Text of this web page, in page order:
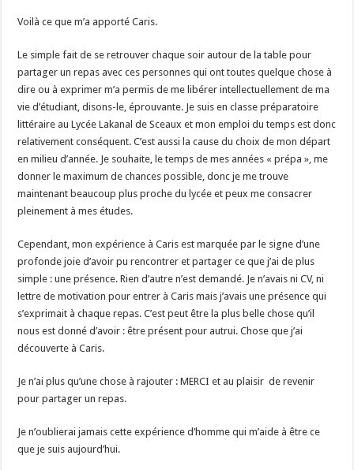
Voilà ce que m’a apporté Caris.
Le simple fait de se retrouver chaque soir autour de la table pour
partager un repas avec ces personnes qui ont toutes quelque chose à
dire ou à exprimer m’a permis de me libérer intellectuellement de ma
vie d’étudiant, disons-le, éprouvante. Je suis en classe préparatoire
littéraire au Lycée Lakanal de Sceaux et mon emploi du temps est donc
relativement conséquent. C’est aussi la cause du choix de mon départ
en milieu d’année. Je souhaite, le temps de mes années « prépa », me
donner le maximum de chances possible, donc je me trouve
maintenant beaucoup plus proche du lycée et peux me consacrer
pleinement à mes études.
Cependant, mon expérience à Caris est marquée par le signe d’une
profonde joie d’avoir pu rencontrer et partager ce que j’ai de plus
simple : une présence. Rien d’autre n’est demandé. Je n’avais ni CV, ni
lettre de motivation pour entrer à Caris mais j’avais une présence qui
s’exprimait à chaque repas. C’est peut être la plus belle chose qu’il
nous est donné d’avoir : être présent pour autrui. Chose que j’ai
découverte à Caris.
Je n’ai plus qu’une chose à rajouter : MERCI et au plaisir de revenir
pour partager un repas.
Je n’oublierai jamais cette expérience d’homme qui m’aide à être ce
que je suis aujourd’hui.